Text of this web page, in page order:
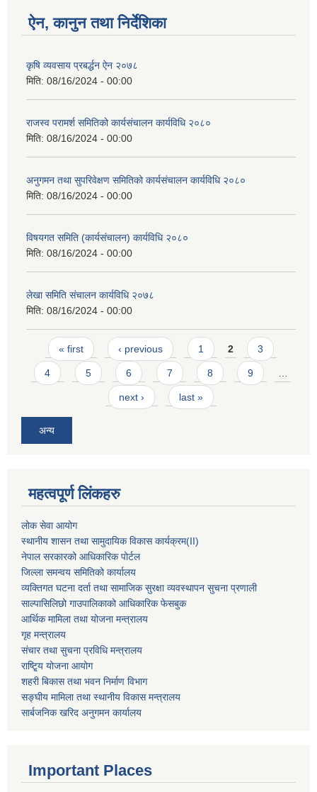
ऐन, कानुन तथा निर्देशिका
कृषि व्यवसाय प्रबर्द्धन ऐन २०७८
मिति: 08/16/2024 - 00:00
राजस्व परामर्श समितिको कार्यसंचालन कार्यविधि २०८०
मिति: 08/16/2024 - 00:00
अनुगमन तथा सुपरिवेक्षण समितिको कार्यसंचालन कार्यविधि २०८०
मिति: 08/16/2024 - 00:00
विषयगत समिति (कार्यसंचालन) कार्यविधि २०८०
मिति: 08/16/2024 - 00:00
लेखा समिति संचालन कार्यविधि २०७८
मिति: 08/16/2024 - 00:00
Pages
« first ‹ previous 1 2 3
4 5 6 7 8 9 …
next › last »
अन्य
महत्वपूर्ण लिंकहरु
लोक सेवा आयोग
स्थानीय शासन तथा सामुदायिक विकास कार्यक्रम(II)
नेपाल सरकारको आधिकारिक पोर्टल
जिल्ला समन्वय समितिको कार्यालय
व्यक्तिगत घटना दर्ता तथा सामाजिक सुरक्षा व्यवस्थापन सुचना प्रणाली
साल्पासिलिछो गाउपालिकाको आधिकारिक फेसबुक
आर्थिक मामिला तथा योजना मन्त्रालय
गृह मन्त्रालय
संचार तथा सुचना प्रविधि मन्त्रालय
राष्टि्ृय योजना आयोग
शहरी बिकास तथा भवन निर्माण विभाग
सङ्घीय मामिला तथा स्थानीय विकास मन्त्रालय
सार्बजनिक खरिद अनुगमन कार्यालय
Important Places